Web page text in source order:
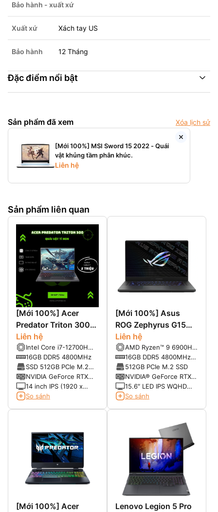
Bảo hành - xuất xứ
Xuất xứ Xách tay US
Bảo hành 12 Tháng
Đặc điểm nổi bật
Sản phẩm đã xem Xóa lịch sử
[Mới 100%] MSI Sword 15 2022 - Quái
vật khủng tầm phân khúc.
Liên hệ
Sản phẩm liên quan
[Mới 100%] Acer
Predator Triton 300
SE PT314-52s-747P
(2022) (Core i7-
12700H, 16GB, 512G,
RTX 3060 6G, 14
FHD+ 165GHZ)
Liên hệ
Intel Core i7-12700H
(2.3 GHz up to 4.7
GHz, 14 Cores, 20
Threads, 24 MB Cache)
16GB DDR5 4800MHz
SSD 512GB PCIe M.2
NVMe
NVIDIA GeForce RTX
3060 6 GB GDDR6
14 inch IPS (1920 x
1200) 165Hz, 400 Nits,
So sánh
[Mới 100%] Asus
ROG Zephyrus G15
(2022) Ryzen™ 9
6900HS, Ram 16G,
SSD 512G, RTX 3060,
QHD 165 Hz
Liên hệ
AMD Ryzen™ 9 6900HS
Processor (8-Cores,
16-Threads, 20MB
Cache, up to 4.9GHz
Max Turbo Frequency)
16GB DDR5 4800MHz
(8GB Onboard + 8GB
External)
512GB PCIe M.2 SSD
NVIDIA® GeForce RTX™
3060 6GB GDDR6 ROG
Boost: 1475MHz* at
100W+20W Dynamic
15.6″ LED IPS WQHD
(2560*1440), 165Hz,
So sánh
[Mới 100%] Acer
Lenovo Legion 5 Pro